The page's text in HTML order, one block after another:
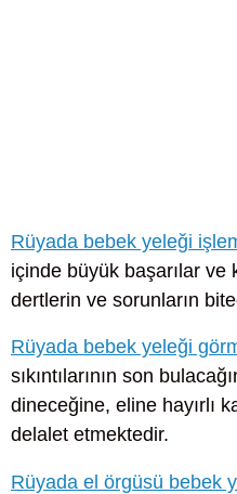
Rüyada bebek yeleği
içinde büyük başarılar
dertlerin ve sorunların
Rüyada bebek yeleği
sıkıntılarının son
dineceğine, eline hayırlı
delalet etmektedir.
Rüyada el örgüsü bebek